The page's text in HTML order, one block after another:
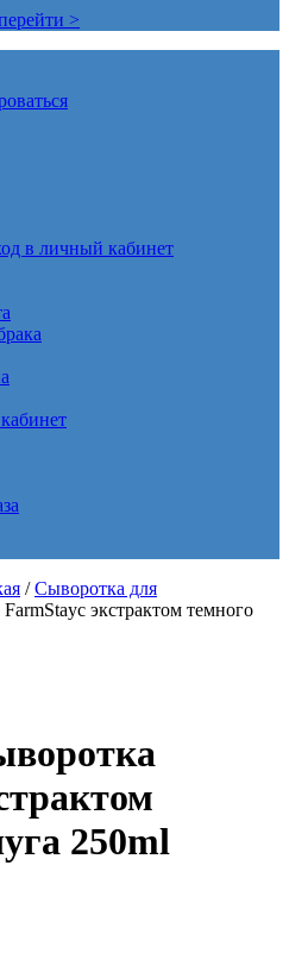
>
в личный кабинет
/Сыворотка для
экстрактом темного
250ml